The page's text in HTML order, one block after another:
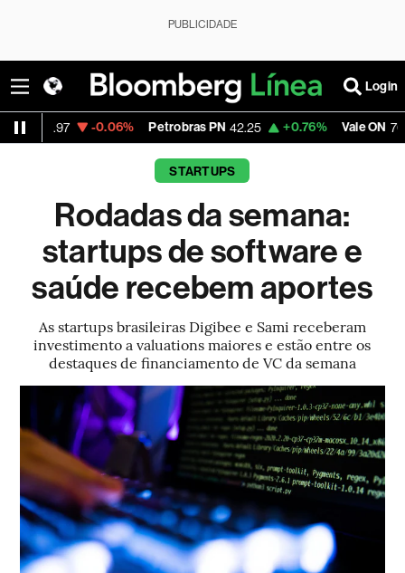
PUBLICIDADE
Login
-0.06% Petrobras PN 42.25 +0.76% Vale ON 76.17 -
STARTUPS
Rodadas da semana:
startups de software e
saúde recebem aportes
As startups brasileiras Digibee e Sami receberam
investimento a valuations maiores e estão entre os
destaques de financiamento de VC da semana